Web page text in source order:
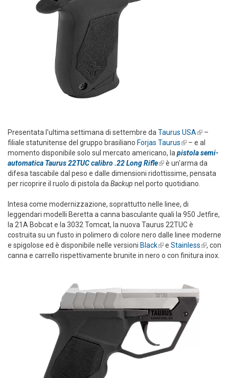
Presentata l'ultima settimana di settembre da Taurus USA(link is
external)
–
filiale statunitense del gruppo brasiliano Forjas Taurus(link is
external)
– e al
momento disponibile solo sul mercato americano, la pistola semi-
automatica Taurus 22TUC calibro .22 Long Rifle(link is external)
è un'arma da
difesa tascabile dal peso e dalle dimensioni ridottissime, pensata
per ricoprire il ruolo di pistola da Backup nel porto quotidiano.
Intesa come modernizzazione, soprattutto nelle linee, di
leggendari modelli Beretta a canna basculante quali la 950 Jetfire,
la 21A Bobcat e la 3032 Tomcat, la nuova Taurus 22TUC è
costruita su un fusto in polimero di colore nero dalle linee moderne
e spigolose ed è disponibile nelle versioni Black(link is external)
e Stainless(link is
external)
, con
canna e carrello rispettivamente brunite in nero o con finitura inox.